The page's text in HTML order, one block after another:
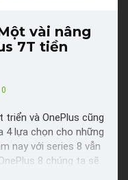
vài nâng
7T tiền
0
và OnePlus cũng
4 lựa chọn cho những
nay với series 8 vẫn
8 chúng ta sẽ